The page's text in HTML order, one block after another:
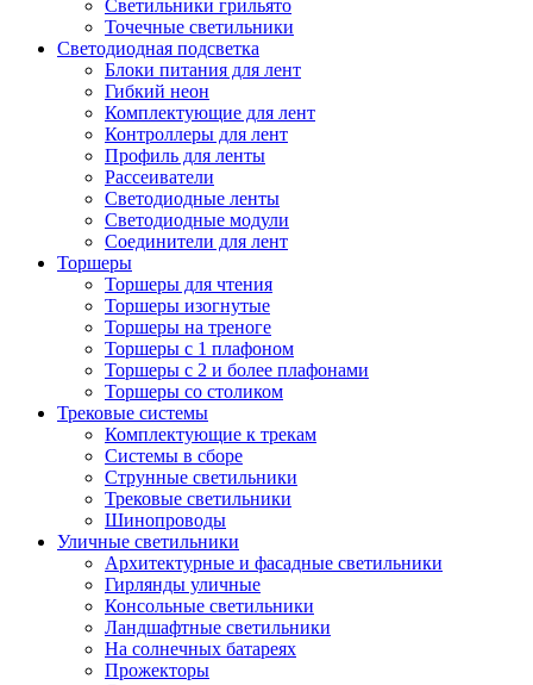
Светильники грильято
Точечные светильники
Светодиодная подсветка
Блоки питания для лент
Гибкий неон
Комплектующие для лент
Контроллеры для лент
Профиль для ленты
Рассеиватели
Светодиодные ленты
Светодиодные модули
Соединители для лент
Торшеры
Торшеры для чтения
Торшеры изогнутые
Торшеры на треноге
Торшеры с 1 плафоном
Торшеры с 2 и более плафонами
Торшеры со столиком
Трековые системы
Комплектующие к трекам
Системы в сборе
Струнные светильники
Трековые светильники
Шинопроводы
Уличные светильники
Архитектурные и фасадные светильники
Гирлянды уличные
Консольные светильники
Ландшафтные светильники
На солнечных батареях
Прожекторы